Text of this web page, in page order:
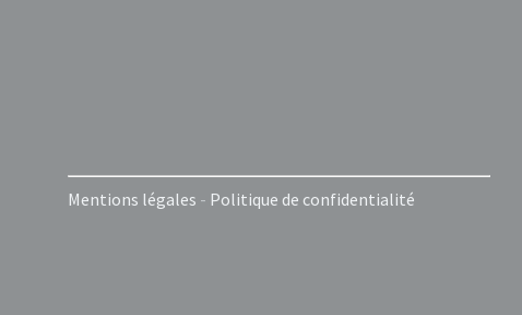
Mentions légales - Politique de confidentialité